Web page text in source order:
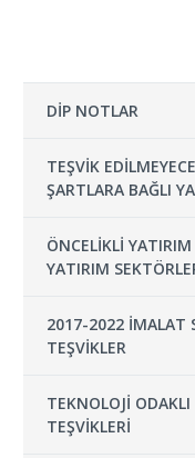
DİP NOTLAR
TEŞVİK
ŞARTLARA BAĞLI
ÖNCELİKLİ
YATIRIM
2017-2022 İMALAT
TEŞVİKLER
TEKNOLOJİ
TEŞVİKLERİ